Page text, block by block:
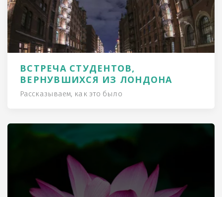
ВСТРЕЧА СТУДЕНТОВ,
ВЕРНУВШИХСЯ ИЗ ЛОНДОНА
Рассказываем, как это было